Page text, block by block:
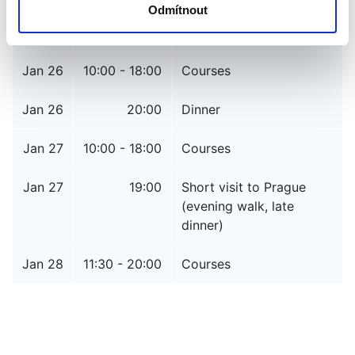
Odmítnout
Jan 25 20:30 Welcome dinner
Jan 26 10:00 - 18:00 Courses
Jan 26 20:00 Dinner
Jan 27 10:00 - 18:00 Courses
Jan 27 19:00
Short visit to Prague
(evening walk, late
dinner)
Jan 28 11:30 - 20:00 Courses